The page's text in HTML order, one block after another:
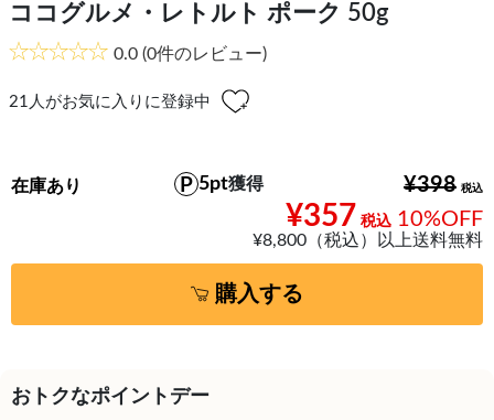
ココグルメ・レトルト ポーク 50g
0.0 (0件のレビュー)
21 人がお気に入りに登録中
¥398
¥357 10%OFF
5pt獲得
¥8,800（税込）以上送料無料
在庫あり
購入する
おトクなポイントデー